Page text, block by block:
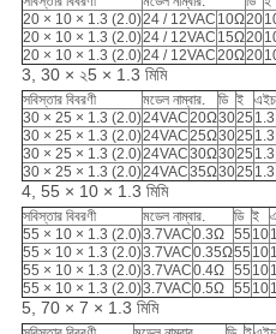
20 × 10 × 1.3 (2.0)24 / 12VAC 10Ω20
20 × 10 × 1.3 (2.0)24 / 12VAC 15Ω20
20 × 10 × 1.3 (2.0)24 / 12VAC20Ω20
3, 30 × ২5 × 1.3 মিমি
সবিস্তার বিবরণী মডেল নাম্বার. ডি ই এইচ
30 × 25 × 1.3 (2.0)24VAC20Ω3025 1.3
30 × 25 × 1.3 (2.0)24VAC25Ω3025 1.3
30 × 25 × 1.3 (2.0)24VAC30Ω3025 1.3
30 × 25 × 1.3 (2.0)24VAC35Ω3025 1.3
4, 55 × 10 × 1.3 মিমি
সবিস্তার বিবরণী মডেল নাম্বার. ডি ই
55 × 10 × 1.3 (2.0)3.7VAC0.3Ω 55 10
55 × 10 × 1.3 (2.0)3.7VAC0.35Ω55 10
55 × 10 × 1.3 (2.0)3.7VAC0.4Ω 55 10
55 × 10 × 1.3 (2.0)3.7VAC0.5Ω 55 10
5, 70 × 7 × 1.3 মিমি